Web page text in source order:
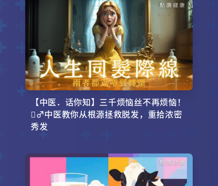
【中医．话你知】三千烦恼丝不再烦恼！
‍♂️中医教你从根源拯救脱发，重拾浓密
秀发